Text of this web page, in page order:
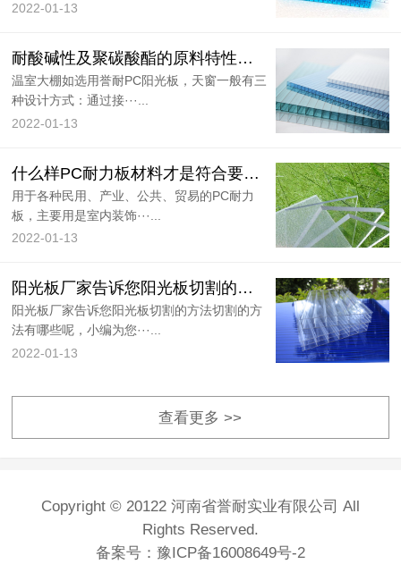
2022-01-13
耐酸碱性及聚碳酸酯的原料特性有很大的···
温室大棚如选用誉耐PC阳光板，天窗一般有三
种设计方式：通过接···...
2022-01-13
什么样PC耐力板材料才是符合要求呢？
用于各种民用、产业、公共、贸易的PC耐力
板，主要用是室内装饰···...
2022-01-13
阳光板厂家告诉您阳光板切割的方法
阳光板厂家告诉您阳光板切割的方法切割的方
法有哪些呢，小编为您···...
2022-01-13
查看更多 >>
Copyright © 20122 河南省誉耐实业有限公司 All
Rights Reserved.
备案号： 豫ICP备16008649号-2